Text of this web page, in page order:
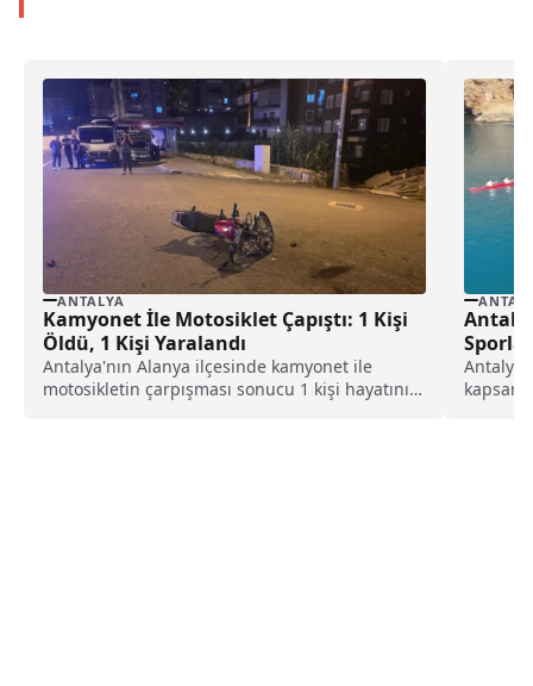
ANTALYA
Kamyonet İle Motosiklet Çapıştı: 1 Kişi
Öldü, 1 Kişi Yaralandı
Antalya'nın Alanya ilçesinde kamyonet ile
motosikletin çarpışması sonucu 1 kişi hayatını
Antalya